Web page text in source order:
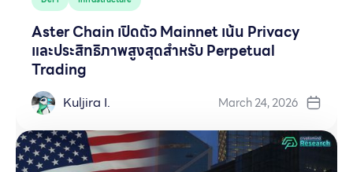
Aster Chain เปิดตัว Mainnet เน้น Privacy
และประสิทธิภาพสูงสุดสำหรับ Perpetual
Trading
Kuljira I. March 24, 2026